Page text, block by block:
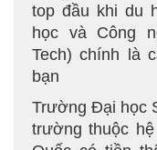
top đầu khi du
học và Công
Tech) chính là
bạn
Trường Đại học
trường thuộc